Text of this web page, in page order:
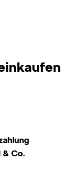
& Co.